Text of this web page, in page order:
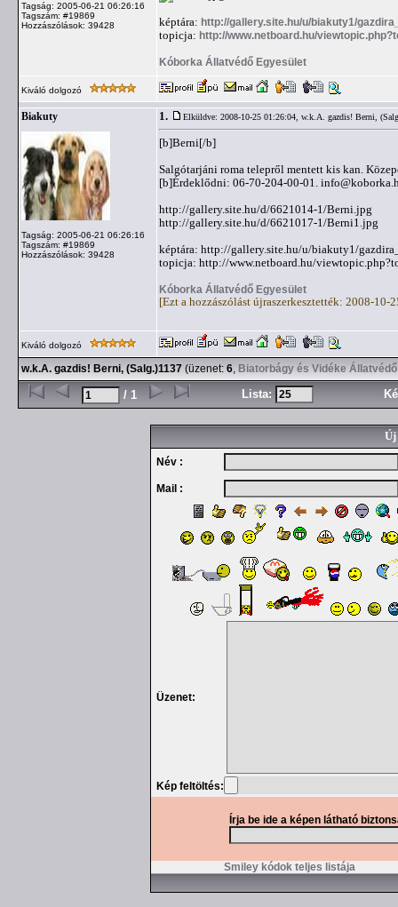
Tagság: 2005-06-21 06:26:16
Tagszám: #19869
Hozzászólások: 39428
képtára: http://gallery.site.hu/u/biakuty1/
topicja: http://www.netboard.hu/
Kóborka Állatvédő Egyesület
Kiváló dolgozó
Biakuty
Tagság: 2005-06-21 06:26:16
Tagszám: #19869
Hozzászólások: 39428
1. Elküldve: 2008-10-25 01:26:04, w.k.A. gazdis! Berni,
[b]Berni[/b]
Salgótarjáni roma telepről mentett kis kan.
[b]Érdeklődni: 06-70-204-00-01.
http://gallery.site.hu/d/6621014-1/Berni.jpg
http://gallery.site.hu/d/6621017-1/Berni1.jpg
képtára: http://gallery.site.hu/u/biakuty1/
topicja: http://www.netboard.hu/
Kóborka Állatvédő Egyesület
[Ezt a hozzászólást újraszerkesztették: 2008-10-
Kiváló dolgozó
w.k.A. gazdis! Berni, (Salg.)1137 (üzenet: 6, Biatorbágy és Vidéke
/ 1 Lista:
Új
Név :
Mail :
Üzenet:
Kép feltöltés:
Írja be ide a képen látható
Smiley kódok teljes listája